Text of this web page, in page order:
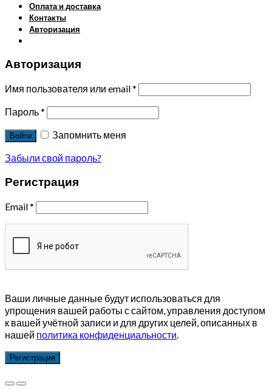
Оплата и доставка
Контакты
Авторизация
Авторизация
Имя пользователя или email*
Пароль*
Войти
Запомнить меня
Забыли свой пароль?
Регистрация
Email*
Ваши личные данные будут использоваться для
упрощения вашей работы с сайтом, управления доступом
к вашей учётной записи и для других целей, описанных в
нашей политика конфиденциальности.
Регистрация